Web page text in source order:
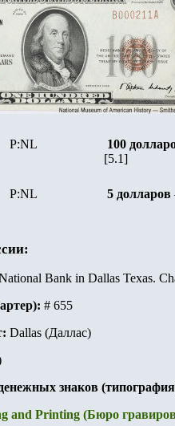
P:NL 100
[5.1]
P:NL 5 долларов
Bank in Dallas Texas.
# 655
Dallas (Даллас)
знаков
and Printing (Бюро